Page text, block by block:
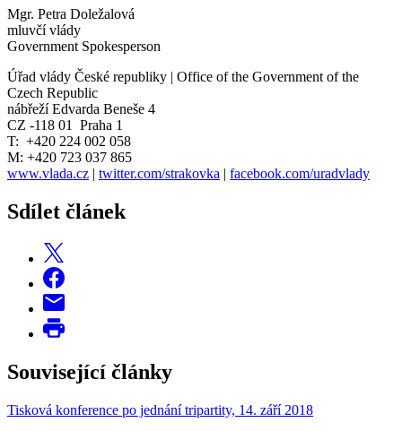
Mgr. Petra Doležalová
mluvčí vlády
Government Spokesperson
Úřad vlády České republiky | Office of the Government of the
Czech Republic
nábřeží Edvarda Beneše 4
CZ -118 01 Praha 1
T: +420 224 002 058
M: +420 723 037 865
www.vlada.cz | twitter.com/strakovka | facebook.com/uradvlady
Sdílet článek
Související články
Tisková konference po jednání tripartity, 14. září 2018